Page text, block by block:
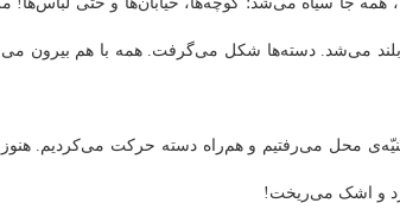
می‌شد. دسته‌ها شکل می‌گرفت. همه با هم بیرون
محل می‌رفتیم و هم‌راه دسته حرکت می‌کردیم.
و اشک می‌ریخت!